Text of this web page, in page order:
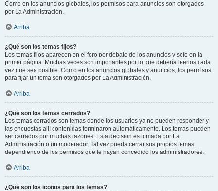
Como en los anuncios globales, los permisos para anuncios son otorgados
por La Administración.
Arriba
¿Qué son los temas fijos?
Los temas fijos aparecen en el foro por debajo de los anuncios y solo en la
primer página. Muchas veces son importantes por lo que debería leerlos cada
vez que sea posible. Como en los anuncios globales y anuncios, los permisos
para fijar un tema son otorgados por La Administración.
Arriba
¿Qué son los temas cerrados?
Los temas cerrados son temas donde los usuarios ya no pueden responder y
las encuestas allí contenidas terminaron automáticamente. Los temas pueden
ser cerrados por muchas razones. Esta decisión es tomada por La
Administración o un moderador. Tal vez pueda cerrar sus propios temas
dependiendo de los permisos que le hayan concedido los administradores.
Arriba
¿Qué son los iconos para los temas?